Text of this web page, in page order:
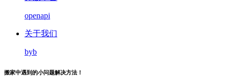
openapi
关于我们
byb
搬家中遇到的小问题解决方法！